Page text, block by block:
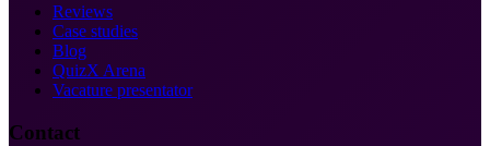
Reviews
Case studies
Blog
QuizX Arena
Vacature presentator
Contact